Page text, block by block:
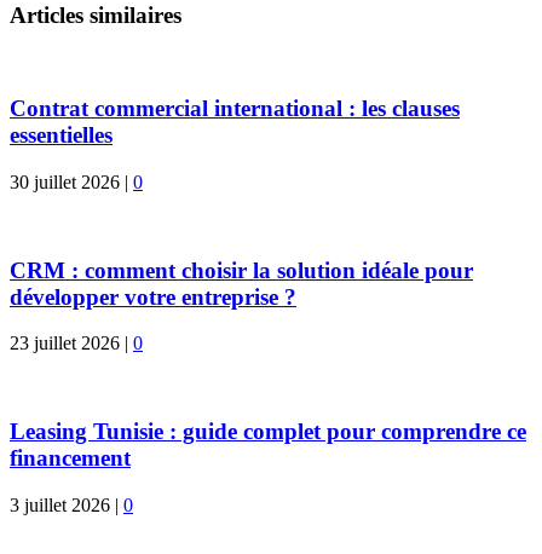
Articles similaires
Contrat commercial international : les clauses
essentielles
30 juillet 2026 | 0
CRM : comment choisir la solution idéale pour
développer votre entreprise ?
23 juillet 2026 0
Leasing Tunisie : guide complet pour comprendre ce
financement
3 juillet 2026 | 0